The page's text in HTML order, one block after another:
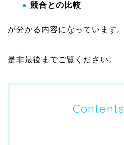
競合との比較
が分かる内容になっています。
是非最後までご覧ください。
Contents